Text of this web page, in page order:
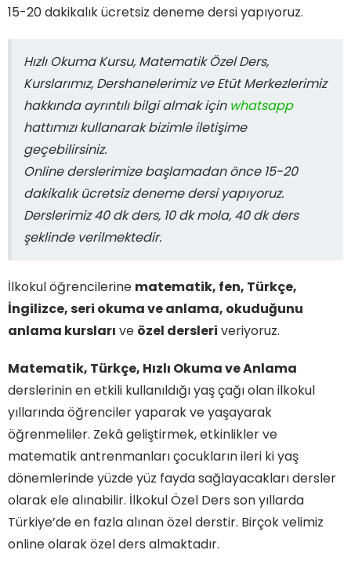
15-20 dakikalık ücretsiz deneme dersi yapıyoruz.
Hızlı Okuma Kursu, Matematik Özel Ders,
Kurslarımız, Dershanelerimiz ve Etüt Merkezlerimiz
hakkında ayrıntılı bilgi almak için whatsapp
hattımızı kullanarak bizimle iletişime
geçebilirsiniz.
Online derslerimize başlamadan önce 15-20
dakikalık ücretsiz deneme dersi yapıyoruz.
Derslerimiz 40 dk ders, 10 dk mola, 40 dk ders
şeklinde verilmektedir.
İlkokul öğrencilerine matematik, fen, Türkçe,
İngilizce, seri okuma ve anlama, okuduğunu
anlama kursları ve özel dersleri veriyoruz.
Matematik, Türkçe, Hızlı Okuma ve Anlama
derslerinin en etkili kullanıldığı yaş çağı olan ilkokul
yıllarında öğrenciler yaparak ve yaşayarak
öğrenmeliler. Zekâ geliştirmek, etkinlikler ve
matematik antrenmanları çocukların ileri ki yaş
dönemlerinde yüzde yüz fayda sağlayacakları dersler
olarak ele alınabilir. İlkokul Özel Ders son yıllarda
Türkiye’de en fazla alınan özel derstir. Birçok velimiz
online olarak özel ders almaktadır.